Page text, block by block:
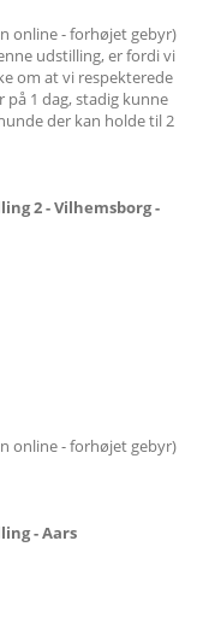
online - forhøjet gebyr)
udstilling, er fordi vi
om at vi respekterede
1 dag, stadig kunne
der kan holde til 2
2 - Vilhemsborg -
online - forhøjet gebyr)
- Aars